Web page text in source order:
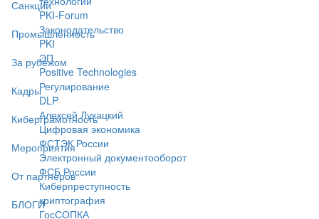
Санкции
Промышленность
За рубежом
Кадры
Киберграмотность
Мероприятия
От партнёров
БЛОГИ
PKI-Forum
Законодательство
PKI
ЭП
Positive Technologies
Регулирование
DLP
Алексей Лукацкий
Цифровая экономика
ФСТЭК России
Электронный документооборот
ФСБ России
Киберпреступность
криптография
ГосСОПКА